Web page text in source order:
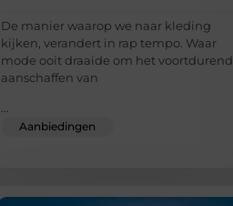
De manier waarop we naar kleding
kijken, verandert in rap tempo. Waar
mode ooit draaide om het voortdurend
aanschaffen van
...
Aanbiedingen